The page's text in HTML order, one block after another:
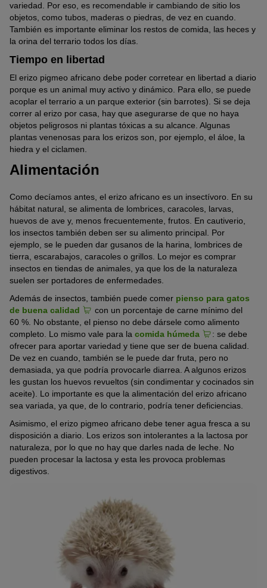
variedad. Por eso, es recomendable ir cambiando de sitio los
objetos, como tubos, maderas o piedras, de vez en cuando.
También es importante eliminar los restos de comida, las heces y
la orina del terrario todos los días.
Tiempo en libertad
El erizo pigmeo africano debe poder corretear en libertad a diario
porque es un animal muy activo y dinámico. Para ello, se puede
acoplar el terrario a un parque exterior (sin barrotes). Si se deja
correr al erizo por casa, hay que asegurarse de que no haya
objetos peligrosos ni plantas tóxicas a su alcance. Algunas
plantas venenosas para los erizos son, por ejemplo, el áloe, la
hiedra y el ciclamen.
Alimentación
Como decíamos antes, el erizo africano es un insectívoro. En su
hábitat natural, se alimenta de lombrices, caracoles, larvas,
huevos de ave y, menos frecuentemente, frutos. En cautiverio,
los insectos también deben ser su alimento principal. Por
ejemplo, se le pueden dar gusanos de la harina, lombrices de
tierra, escarabajos, caracoles o grillos. Lo mejor es comprar
insectos en tiendas de animales, ya que los de la naturaleza
suelen ser portadores de enfermedades.
Además de insectos, también puede comer pienso para gatos
de buena calidad
con un porcentaje de carne mínimo del
60 %. No obstante, el pienso no debe dársele como alimento
completo. Lo mismo vale para la comida húmeda
: se debe
ofrecer para aportar variedad y tiene que ser de buena calidad.
De vez en cuando, también se le puede dar fruta, pero no
demasiada, ya que podría provocarle diarrea. A algunos erizos
les gustan los huevos revueltos (sin condimentar y cocinados sin
aceite). Lo importante es que la alimentación del erizo africano
sea variada, ya que, de lo contrario, podría tener deficiencias.
Asimismo, el erizo pigmeo africano debe tener agua fresca a su
disposición a diario. Los erizos son intolerantes a la lactosa por
naturaleza, por lo que no hay que darles nada de leche. No
pueden procesar la lactosa y esta les provoca problemas
digestivos.